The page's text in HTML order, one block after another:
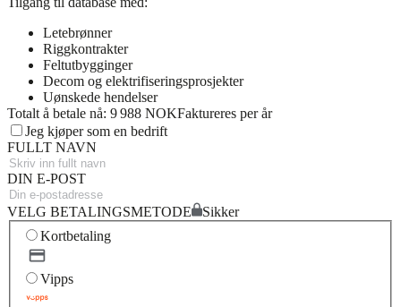
Letebrønner
Riggkontrakter
Feltutbygginger
Decom og elektrifiseringsprosjekter
Uønskede hendelser
Totalt å betale nå: 9 988 NOKFaktureres per år
Jeg kjøper som en bedrift
FULLT NAVN
DIN E-POST
VELG BETALINGSMETODE
Sikker
Kortbetaling
Vipps